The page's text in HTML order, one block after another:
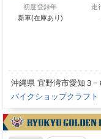
初度登録年
新車(在庫あり)
走
沖縄県 宜野湾市愛知３−
バイクショップクラフト